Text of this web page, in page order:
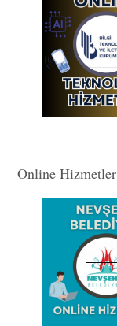
Online Hizmetler